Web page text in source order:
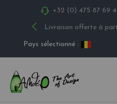
+32 (0) 475 87 69
Livraison offerte à
Pays sélectionné :